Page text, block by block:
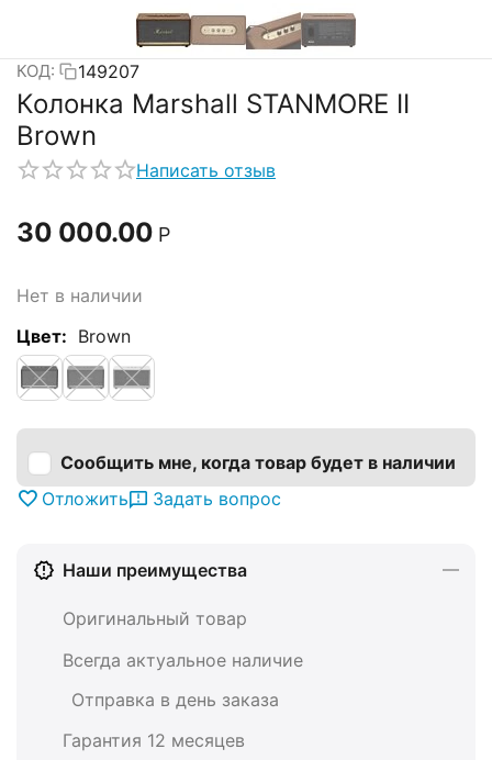
КОД: 149207
Колонка Marshall STANMORE II
Brown
Написать отзыв
30 000.00 Р
Нет в наличии
Цвет: Brown
Сообщить мне, когда товар будет в наличии
Отложить
Задать вопрос
Наши преимущества
Оригинальный товар
Всегда актуальное наличие
Отправка в день заказа
Гарантия 12 месяцев